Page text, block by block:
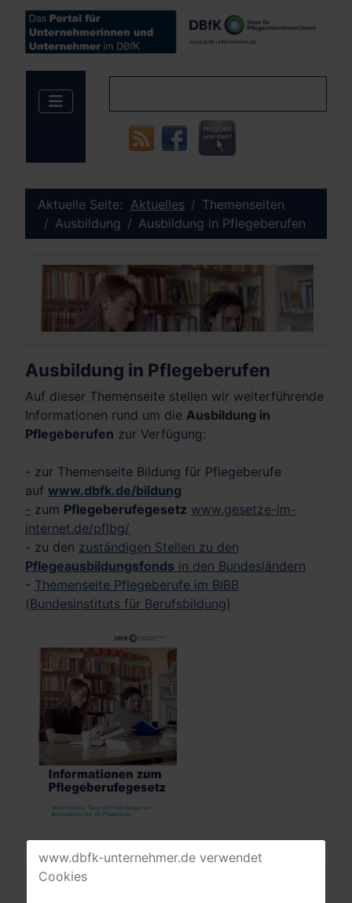
Aktuelle Seite: Aktuelles
Themenseiten
Ausbildung
Ausbildung in Pflegeberufen
Ausbildung in Pflegeberufen
Auf dieser Themenseite stellen wir weiterführende
Informationen rund um die Ausbildung in
Pflegeberufen zur Verfügung:
- zur Themenseite Bildung für Pflegeberufe
auf www.dbfk.de/bildung
- zum Pflegeberufegesetz www.gesetze-im-
internet.de/pflbg/
- zu den zuständigen Stellen zu den
Pflegeausbildungsfonds in den Bundesländern
- Themenseite Pflegeberufe im BIBB
(Bundesinstituts für Berufsbildung)
Mitgliederbereich
www.dbfk-unternehmer.de verwendet
Cookies